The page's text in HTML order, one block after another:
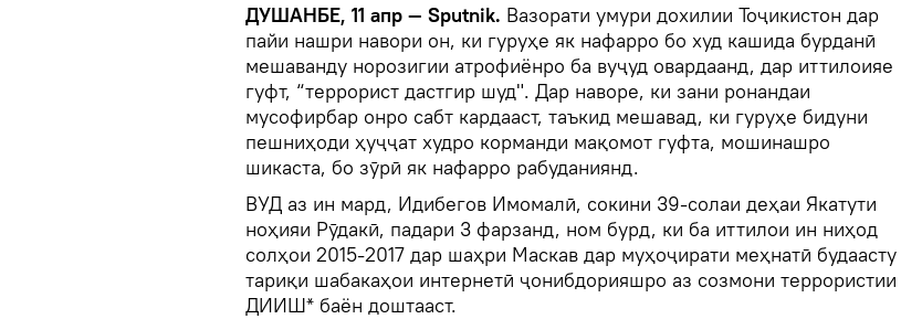
ДУШАНБЕ, 11 апр — Sputnik. Вазорати умури дохилии Тоҷикистон дар
пайи нашри навори он, ки гуруҳе як нафарро бо худ кашида бурданӣ
мешаванду норозигии атрофиёнро ба вуҷуд овардаанд, дар иттилоияе
гуфт, “террорист дастгир шуд". Дар наворе, ки зани ронандаи
мусофирбар онро сабт кардааст, таъкид мешавад, ки гуруҳе бидуни
пешниҳоди ҳуҷҷат худро корманди мақомот гуфта, мошинашро
шикаста, бо зӯрӣ як нафарро рабуданиянд.
ВУД аз ин мард, Идибегов Имомалӣ, сокини 39-солаи деҳаи Якатути
ноҳияи Рӯдакӣ, падари 3 фарзанд, ном бурд, ки ба иттилои ин ниҳод
солҳои 2015-2017 дар шаҳри Маскав дар муҳоҷирати меҳнатӣ будаасту
тариқи шабакаҳои интернетӣ ҷонибдорияшро аз созмони террористии
ДИИШ* баён доштааст.